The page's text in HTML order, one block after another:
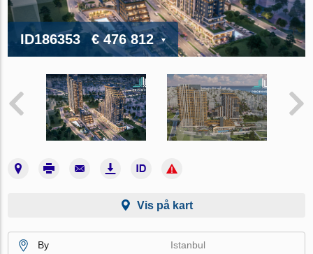
ID186353 € 476 812
Vis på kart
By
Istanbul